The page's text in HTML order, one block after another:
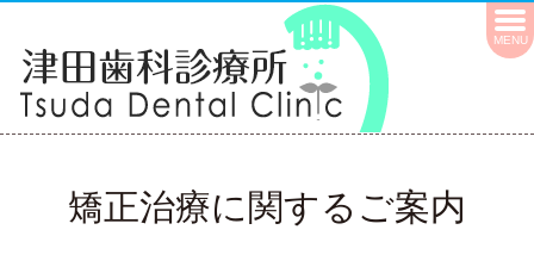
MENU
矯正治療に関するご案内